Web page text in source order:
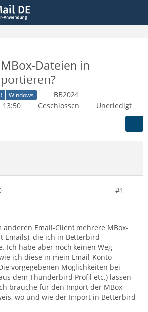
Dateien in
Windows
BB2024
13:50
Geschlossen Unerledigt
#1
anderen Email-Client mehrere MBox-
Emails), die ich in Betterbird
Ich habe aber noch keinen Weg
ich diese in mein Email-Konto
vorgegebenen Möglichkeiten bei
dem Thunderbird-Profil etc.) lassen
brauche für den Import der MBox-
wo und wie der Import in Betterbird